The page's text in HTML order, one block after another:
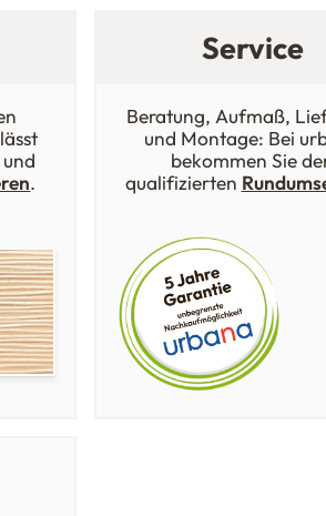
.
Service
Beratung, Aufmaß,
und Montage: Bei
bekommen Sie
qualifizierten